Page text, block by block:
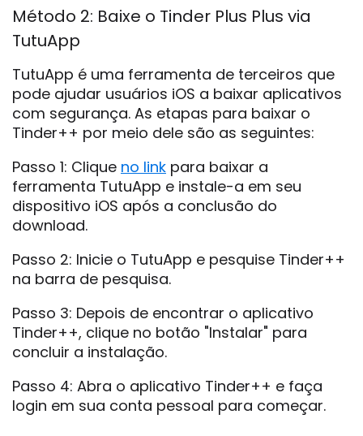
Método 2: Baixe o Tinder Plus Plus via
TutuApp
TutuApp é uma ferramenta de terceiros que
pode ajudar usuários iOS a baixar aplicativos
com segurança. As etapas para baixar o
Tinder++ por meio dele são as seguintes:
Passo 1: Clique no link para baixar a
ferramenta TutuApp e instale-a em seu
dispositivo iOS após a conclusão do
download.
Passo 2: Inicie o TutuApp e pesquise Tinder++
na barra de pesquisa.
Passo 3: Depois de encontrar o aplicativo
Tinder++, clique no botão "Instalar" para
concluir a instalação.
Passo 4: Abra o aplicativo Tinder++ e faça
login em sua conta pessoal para começar.